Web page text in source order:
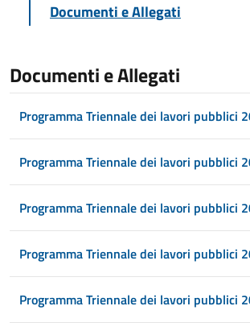
Documenti e Allegati
Documenti e Allegati
Programma Triennale dei lavori pubblici
Programma Triennale dei lavori pubblici
Programma Triennale dei lavori pubblici
Programma Triennale dei lavori pubblici
Programma Triennale dei lavori pubblici